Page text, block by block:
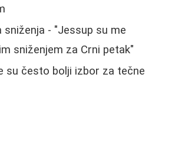
sniženja - "Jessup su me
sniženjem za Crni petak"
su često bolji izbor za tečne